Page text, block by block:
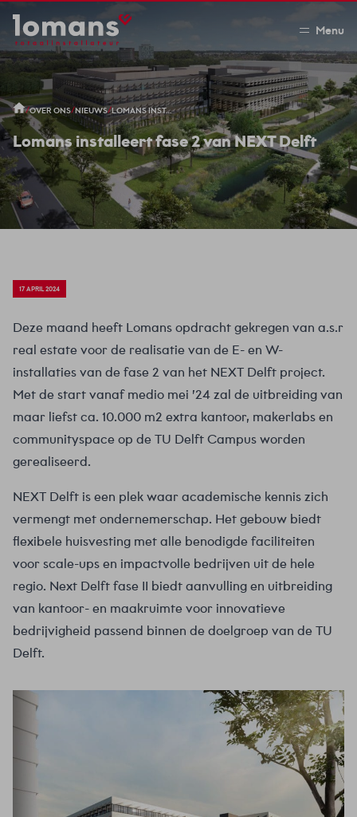
Menu
/OVER ONS/NIEUWS/ LOMANS INSTALLEERT FASE 2 VAN NEXT DELFT
Lomans installeert fase 2 van NEXT Delft
17 APRIL 2024
Deze maand heeft Lomans opdracht gekregen van a.s.r
real estate voor de realisatie van de E- en W-
installaties van de fase 2 van het NEXT Delft project.
Met de start vanaf medio mei ’24 zal de uitbreiding van
maar liefst ca. 10.000 m2 extra kantoor, makerlabs en
communityspace op de TU Delft Campus worden
gerealiseerd.
NEXT Delft is een plek waar academische kennis zich
vermengt met ondernemerschap. Het gebouw biedt
flexibele huisvesting met alle benodigde faciliteiten
voor scale-ups en impactvolle bedrijven uit de hele
regio. Next Delft fase II biedt aanvulling en uitbreiding
van kantoor- en maakruimte voor innovatieve
bedrijvigheid passend binnen de doelgroep van de TU
Delft.